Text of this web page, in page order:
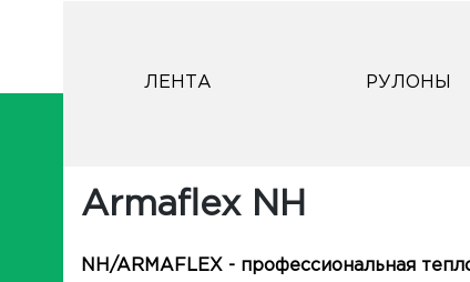
ЛЕНТА РУЛОНЫ
Armaflex NH
NH/ARMAFLEX - профессиональная